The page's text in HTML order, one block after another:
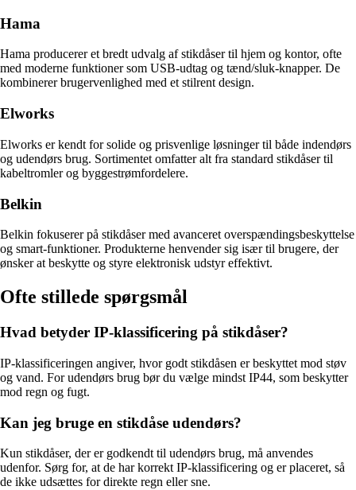
Hama
Hama producerer et bredt udvalg af stikdåser til hjem og kontor, ofte
med moderne funktioner som USB-udtag og tænd/sluk-knapper. De
kombinerer brugervenlighed med et stilrent design.
Elworks
Elworks er kendt for solide og prisvenlige løsninger til både indendørs
og udendørs brug. Sortimentet omfatter alt fra standard stikdåser til
kabeltromler og byggestrømfordelere.
Belkin
Belkin fokuserer på stikdåser med avanceret overspændingsbeskyttelse
og smart-funktioner. Produkterne henvender sig især til brugere, der
ønsker at beskytte og styre elektronisk udstyr effektivt.
Ofte stillede spørgsmål
Hvad betyder IP-klassificering på stikdåser?
IP-klassificeringen angiver, hvor godt stikdåsen er beskyttet mod støv
og vand. For udendørs brug bør du vælge mindst IP44, som beskytter
mod regn og fugt.
Kan jeg bruge en stikdåse udendørs?
Kun stikdåser, der er godkendt til udendørs brug, må anvendes
udenfor. Sørg for, at de har korrekt IP-klassificering og er placeret, så
de ikke udsættes for direkte regn eller sne.